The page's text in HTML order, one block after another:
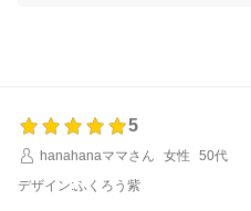
今後ともお客様に満足いただける
5
hanahanaママさん
女性
50代
デザイン:ふくろう紫